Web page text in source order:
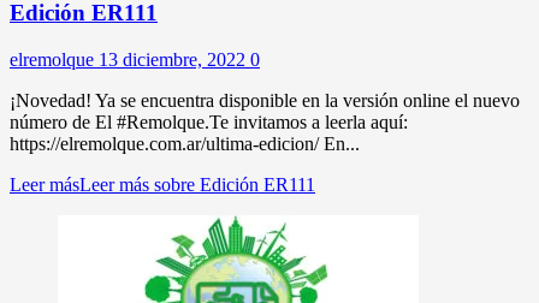
Edición ER111
elremolque 13 diciembre, 2022 0
¡Novedad! Ya se encuentra disponible en la versión online el nuevo
número de El #Remolque.Te invitamos a leerla aquí:
https://elremolque.com.ar/ultima-edicion/ En...
Leer másLeer más sobre Edición ER111